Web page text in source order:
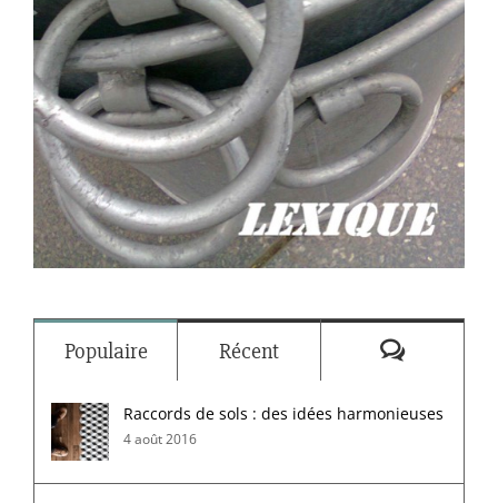
Populaire Récent
Raccords de sols : des idées harmonieuses
4 août 2016